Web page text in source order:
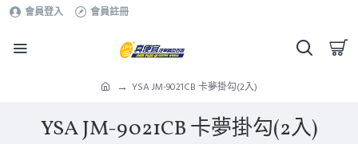
會員登入 會員註冊
YSA JM-9021CB 卡夢掛勾(2入)
YSA JM-9021CB 卡夢掛勾(2入)